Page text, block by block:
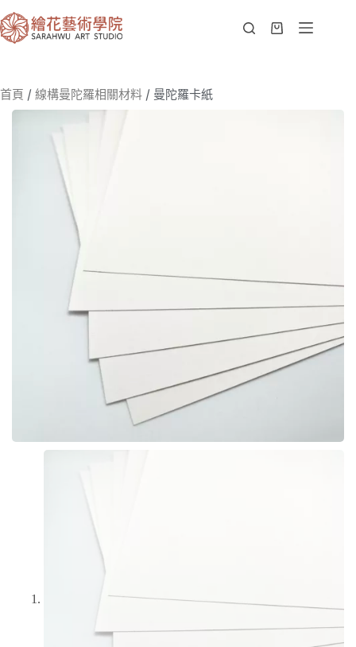
首頁 / 線構曼陀羅相關材料 / 曼陀羅卡紙